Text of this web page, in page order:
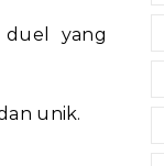
duel yang
unik.